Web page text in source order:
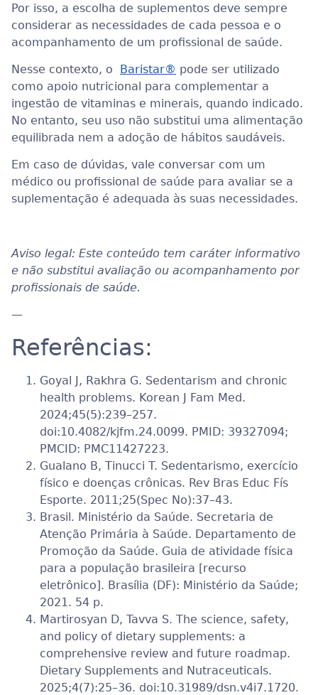
Por isso, a escolha de suplementos deve sempre
considerar as necessidades de cada pessoa e o
acompanhamento de um profissional de saúde.
Nesse contexto, o Baristar® pode ser utilizado
como apoio nutricional para complementar a
ingestão de vitaminas e minerais, quando indicado.
No entanto, seu uso não substitui uma alimentação
equilibrada nem a adoção de hábitos saudáveis.
Em caso de dúvidas, vale conversar com um
médico ou profissional de saúde para avaliar se a
suplementação é adequada às suas necessidades.
Aviso legal: Este conteúdo tem caráter informativo
e não substitui avaliação ou acompanhamento por
profissionais de saúde.
—
Referências:
Goyal J, Rakhra G. Sedentarism and chronic
health problems. Korean J Fam Med.
2024;45(5):239–257.
doi:10.4082/kjfm.24.0099. PMID: 39327094;
PMCID: PMC11427223.
Gualano B, Tinucci T. Sedentarismo, exercício
físico e doenças crônicas. Rev Bras Educ Fís
Esporte. 2011;25(Spec No):37–43.
Brasil. Ministério da Saúde. Secretaria de
Atenção Primária à Saúde. Departamento de
Promoção da Saúde. Guia de atividade física
para a população brasileira [recurso
eletrônico]. Brasília (DF): Ministério da Saúde;
2021. 54 p.
Martirosyan D, Tavva S. The science, safety,
and policy of dietary supplements: a
comprehensive review and future roadmap.
Dietary Supplements and Nutraceuticals.
2025;4(7):25–36. doi:10.31989/dsn.v4i7.1720.